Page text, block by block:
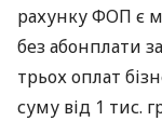
рахунку ФОП є
без абонплати
трьох оплат
суму від 1 тис.